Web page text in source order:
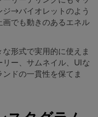
→バイオレットのよう
でも動きのあるエネル
形式で実用的に使えま
ー、サムネイル、UIな
ドの一貫性を保てま